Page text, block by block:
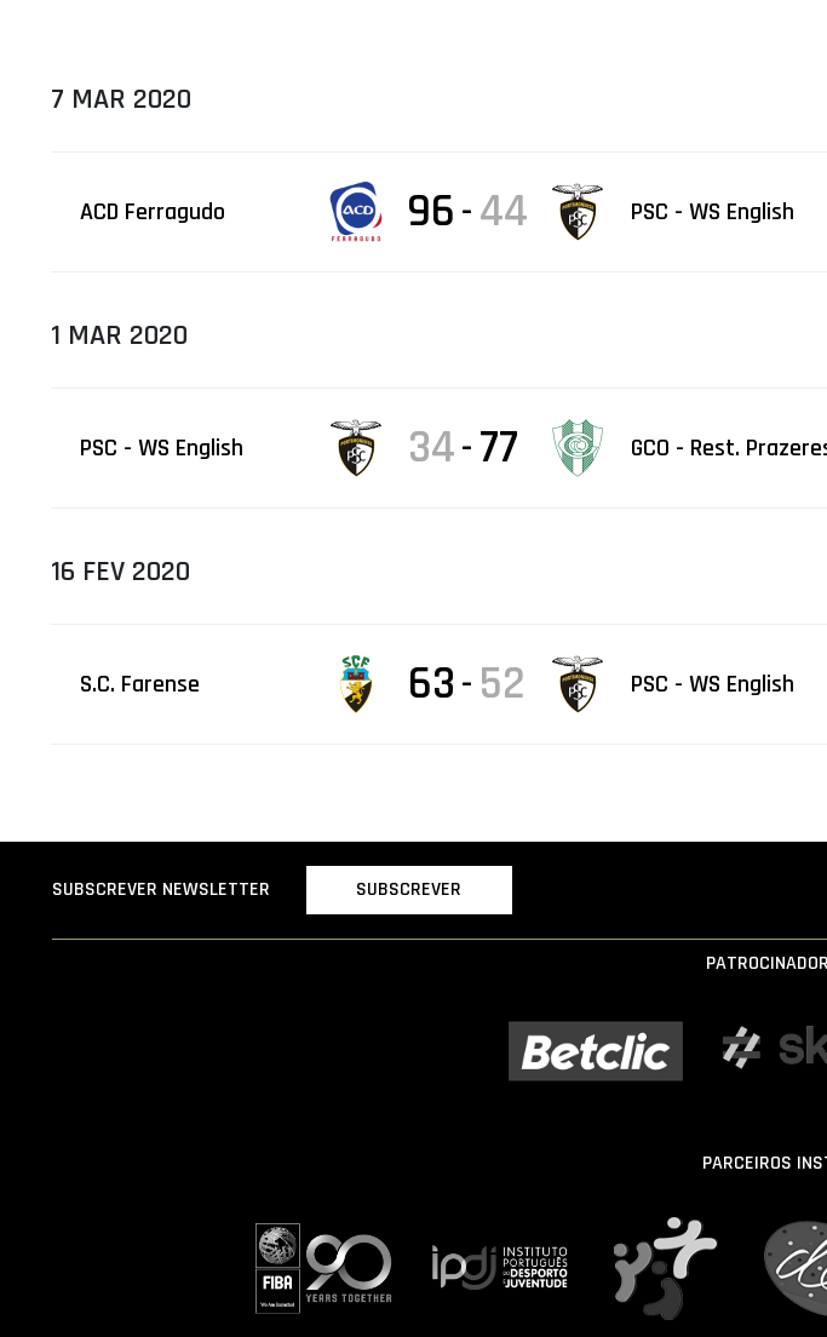
7 MAR 2020
ACD Ferragudo 96 - 44 PSC - WS English
1 MAR 2020
PSC - WS English 34- 77 GCO - Rest.
16 FEV 2020
S.C. Farense 63 - 52 PSC - WS English
SUBSCREVER NEWSLETTER SUBSCREVER
PARCEIROS